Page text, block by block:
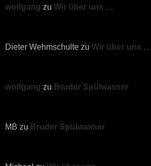
wolfgang zu Wir über uns …
Dieter Wehmschulte zu Wir über uns …
wolfgang zu Bruder Spülwasser
MB zu Bruder Spülwasser